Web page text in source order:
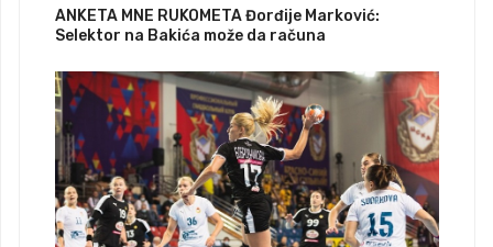
ANKETA MNE RUKOMETA Đorđije Marković:
Selektor na Bakića može da računa